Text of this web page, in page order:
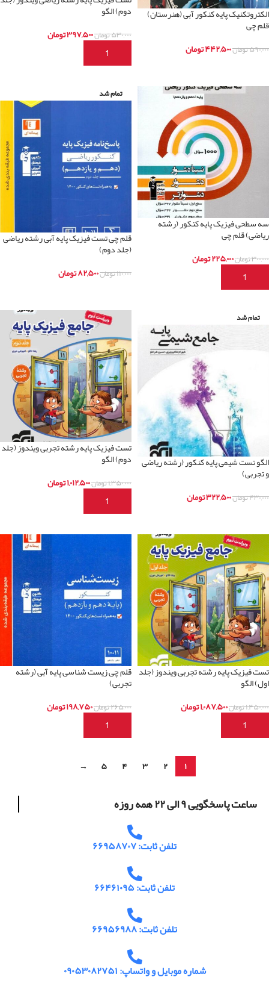
الکتروتکنیک پایه کنکور آبی (هنرستان)
قلم چی
۵۹۰,۰۰۰تومان۴۴۲,۵۰۰تومان
دوم) الگو
۵۳۰,۰۰۰تومان۳۹۷,۵۰۰تومان
افزودن به سبد خرید
سه سطحی فیزیک پایه کنکور (رشته
ریاضی) قلم چی
۳۰۰,۰۰۰تومان۲۲۵,۰۰۰تومان
افزودن به سبد خرید
تمام شد
قلم چی تست فیزیک پایه آبی رشته ریاضی
(جلد دوم)
۱۱۰,۰۰۰تومان۸۲,۵۰۰تومان
تمام شد
الگو تست شیمی پایه کنکور (رشته ریاضی
و تجربی)
۴۳۰,۰۰۰تومان۳۲۲,۵۰۰تومان
تست فیزیک پایه رشته تجربی ویندوز (جلد
دوم) الگو
۱,۳۵۰,۰۰۰تومان۱,۰۱۲,۵۰۰تومان
افزودن به سبد خرید
تست فیزیک پایه رشته تجربی ویندوز (جلد
اول) الگو
۱,۴۵۰,۰۰۰تومان۱,۰۸۷,۵۰۰تومان
افزودن به سبد خرید
قلم چی زیست شناسی پایه آبی (رشته
تجربی)
۲۶۵,۰۰۰تومان۱۹۸,۷۵۰تومان
افزودن به سبد خرید
۱ ۲ ۳ ۴ ۵ →
ساعت پاسخگویی ۹ الی ۲۲ همه روزه
تلفن ثابت: ۶۶۹۵۸۷۰۷
تلفن ثابت: ۶۶۴۶۱۰۹۵
تلفن ثابت: ۶۶۹۵۶۹۸۸
شماره موبایل و واتساپ: ۰۹۰۵۳۰۸۲۷۵۱